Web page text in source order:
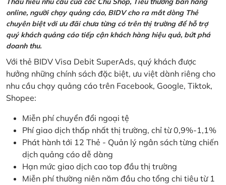
online, người chạy quảng cáo, BIDV cho ra mắt dòng Thẻ
chuyên biệt với ưu đãi chưa từng có trên thị trường để hỗ trợ
quý khách quảng cáo tiếp cận khách hàng hiệu quả, bứt phá
doanh thu.
Với thẻ BIDV Visa Debit SuperAds, quý khách được
hưởng những chính sách đặc biệt, ưu việt dành riêng cho
nhu cầu chạy quảng cáo trên Facebook, Google, Tiktok,
Shopee:
Miễn phí chuyển đổi ngoại tệ
Phí giao dịch thấp nhất thị trường, chỉ từ 0,9%-1,1%
Phát hành tới 12 Thẻ - Quản lý ngân sách từng chiến
dịch quảng cáo dễ dàng
Hạn mức giao dịch cao top đầu thị trường
Miễn phí thường niên năm đầu cho tổng chi tiêu từ 1